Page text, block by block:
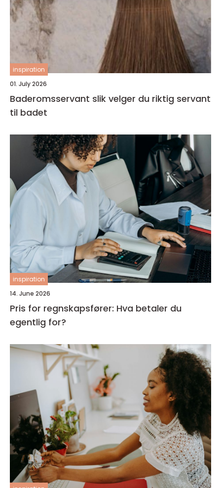
inspiration
01. July 2026
Baderomsservant slik velger du riktig servant
til badet
inspiration
14. June 2026
Pris for regnskapsfører: Hva betaler du
egentlig for?